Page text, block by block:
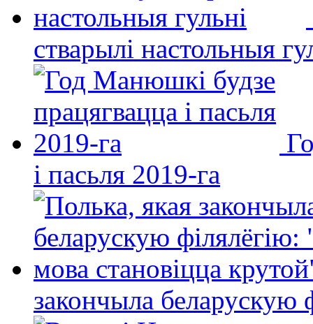
стварылі настольныя
і пасьля 2019-га
закончыла беларускую